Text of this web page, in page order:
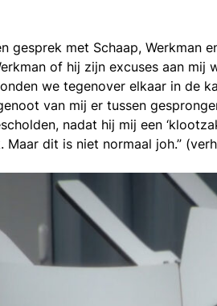
gesprek met Schaap, Werkman
of hij zijn excuses aan
we tegenover elkaar in de
van mij er tussen
nadat hij mij een
Maar dit is niet normaal joh.”